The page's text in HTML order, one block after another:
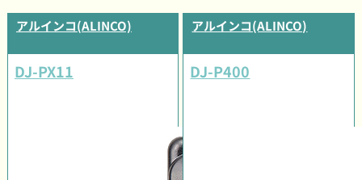
アルインコ(ALINCO)
DJ-PX11
アルインコ(ALINCO)
DJ-P400